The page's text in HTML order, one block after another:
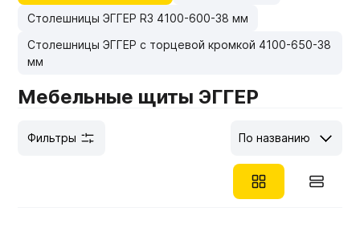
Мой ЭГГЕР
Фасады
Мебельные образцы, каталоги
Столешницы ЭГГЕР R3 4100-600-38 мм
Столешницы ЭГГЕР с торцевой кромкой 4100-650-38
мм
Мебельные щиты ЭГГЕР
По названию
Фильтры